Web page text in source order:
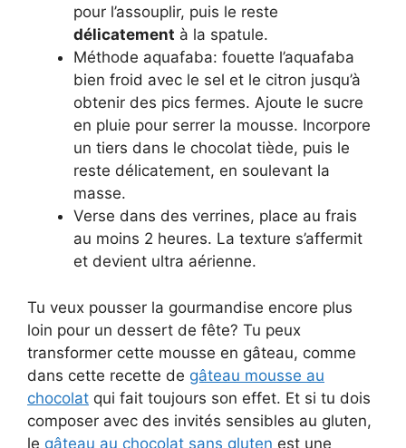
pour l’assouplir, puis le reste
délicatement à la spatule.
Méthode aquafaba: fouette l’aquafaba
bien froid avec le sel et le citron jusqu’à
obtenir des pics fermes. Ajoute le sucre
en pluie pour serrer la mousse. Incorpore
un tiers dans le chocolat tiède, puis le
reste délicatement, en soulevant la
masse.
Verse dans des verrines, place au frais
au moins 2 heures. La texture s’affermit
et devient ultra aérienne.
Tu veux pousser la gourmandise encore plus
loin pour un dessert de fête? Tu peux
transformer cette mousse en gâteau, comme
dans cette recette de gâteau mousse au
chocolat qui fait toujours son effet. Et si tu dois
composer avec des invités sensibles au gluten,
le gâteau au chocolat sans gluten est une